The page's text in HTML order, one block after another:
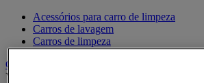
Acessórios para carro de limpeza
Carros de lavagem
Carros de limpeza
Carro para roupa e armário para roupa
Ver todas as categorias